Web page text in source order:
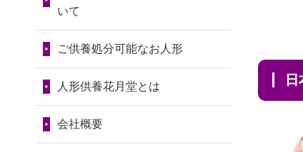
2026/07/29 11:28
2026/06/30 長年大事にしてき
た雛人形です、供養していた
2026/06/29
人形以外はどうしてるのです
か？
人形はどうなるのでしょう
か？
第76回人形供養祭
令和7年2月28日(金)
第75回人形供養祭
令和7年1月17日(金)
いて
ご供養処分可能なお人形
人形供養花月堂とは
会社概要